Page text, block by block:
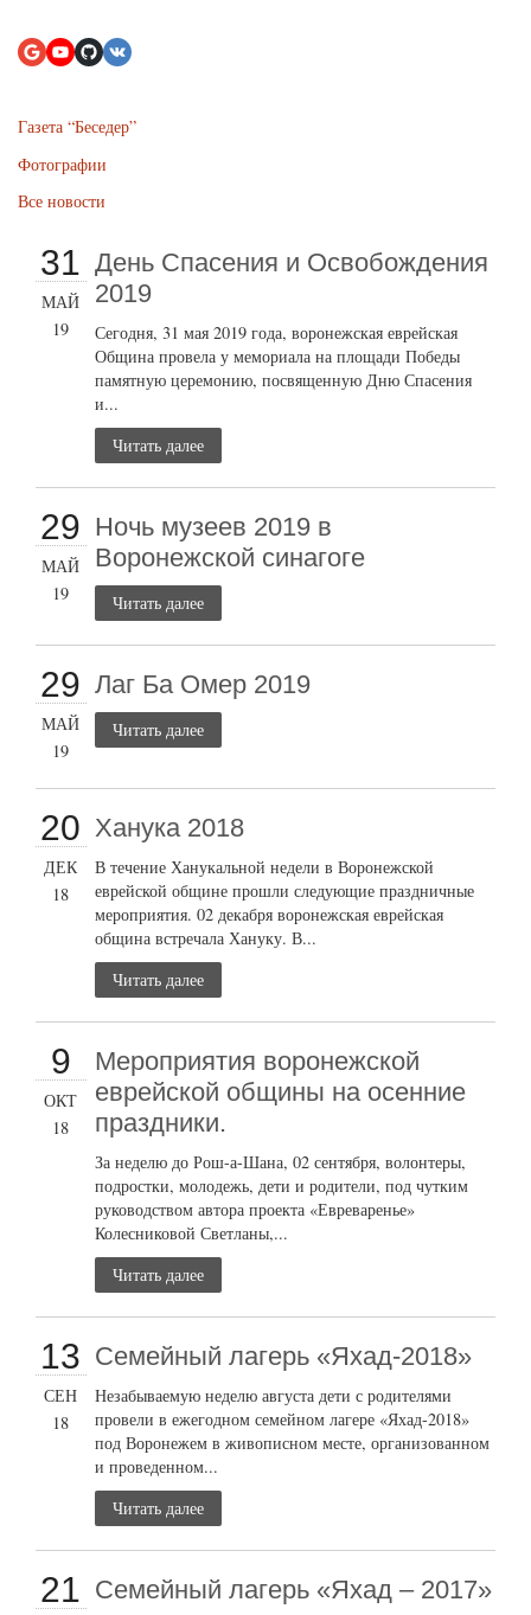
Газета “Беседер”
Фотографии
Все новости
31
МАЙ
19
День Спасения и Освобождения
2019
Сегодня, 31 мая 2019 года, воронежская еврейская
Община провела у мемориала на площади Победы
памятную церемонию, посвященную Дню Спасения
и...
Читать далее
29
МАЙ
19
Ночь музеев 2019 в
Воронежской синагоге
Читать далее
29
МАЙ
19
Лаг Ба Омер 2019
Читать далее
20
ДЕК
18
Ханука 2018
В течение Ханукальной недели в Воронежской
еврейской общине прошли следующие праздничные
мероприятия. 02 декабря воронежская еврейская
община встречала Хануку. В...
Читать далее
9
ОКТ
18
Мероприятия воронежской
еврейской общины на осенние
праздники.
За неделю до Рош-а-Шана, 02 сентября, волонтеры,
подростки, молодежь, дети и родители, под чутким
руководством автора проекта «Евреваренье»
Колесниковой Светланы,...
Читать далее
13
СЕН
18
Семейный лагерь «Яхад-2018»
Незабываемую неделю августа дети с родителями
провели в ежегодном семейном лагере «Яхад-2018»
под Воронежем в живописном месте, организованном
и проведенном...
Читать далее
21 Семейный лагерь «Яхад – 2017»